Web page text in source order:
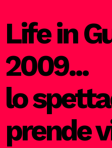
Life in
2009...
lo
prende